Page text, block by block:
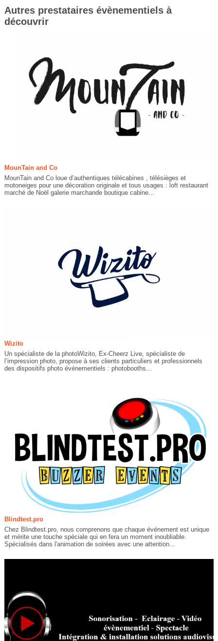
Autres prestataires évènementiels à
découvrir
MounTain and Co
MounTain and Co loue d’authentiques télécabines , télésièges et
motoneiges pour une décoration originale et tous usages : loft restaurant
marché de Noël galerie marchande boutique cabine...
Wizito
Un spécialiste de la photoWizito, Ex-Cheerz Live, spécialiste de
l’impression photo, propose à ses clients particuliers et professionnels
des dispositifs photo événementiels : photobooths...
Blindtest.pro
Chez Blindtest.pro, nous comprenons que chaque événement est unique
et mérite une touche spéciale qui en fera un moment inoubliable.
Spécialisés dans l'animation de soirées avec une attention...